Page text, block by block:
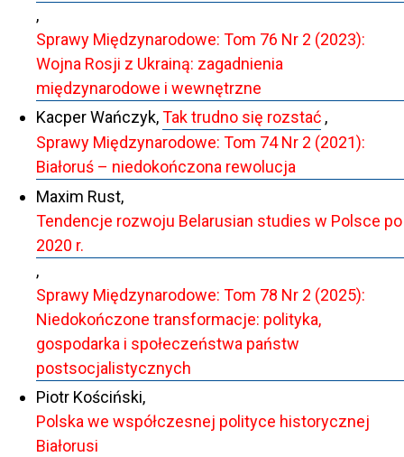
,
Sprawy Międzynarodowe: Tom 76 Nr 2 (2023):
Wojna Rosji z Ukrainą: zagadnienia
międzynarodowe i wewnętrzne
Kacper Wańczyk,Tak trudno się rozstać ,
Sprawy Międzynarodowe: Tom 74 Nr 2 (2021):
Białoruś – niedokończona rewolucja
Maxim Rust,
Tendencje rozwoju Belarusian studies w Polsce po
2020 r.
,
Sprawy Międzynarodowe: Tom 78 Nr 2 (2025):
Niedokończone transformacje: polityka,
gospodarka i społeczeństwa państw
postsocjalistycznych
Piotr Kościński,
Polska we współczesnej polityce historycznej
Białorusi